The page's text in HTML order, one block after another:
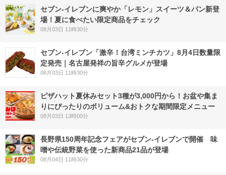
セブン‐イレブンに爽やか「レモン」スイーツ＆パン新登
場！夏に食べたい限定商品をチェック
08月03日 11時30分
セブン-イレブン「激辛！台湾ミンチカツ」8月4日数量限
定発売｜名古屋発祥の旨辛グルメが登場
08月03日 11時30分
ピザハット夏休みセット3種が3,000円から！お盆や集ま
りにぴったりのボリューム&おトクな期間限定メニュー
08月03日 13時00分
長野県150周年記念フェアがセブン-イレブンで開催 味
噌や伝統野菜を使った新商品21品が登場
08月04日 11時30分